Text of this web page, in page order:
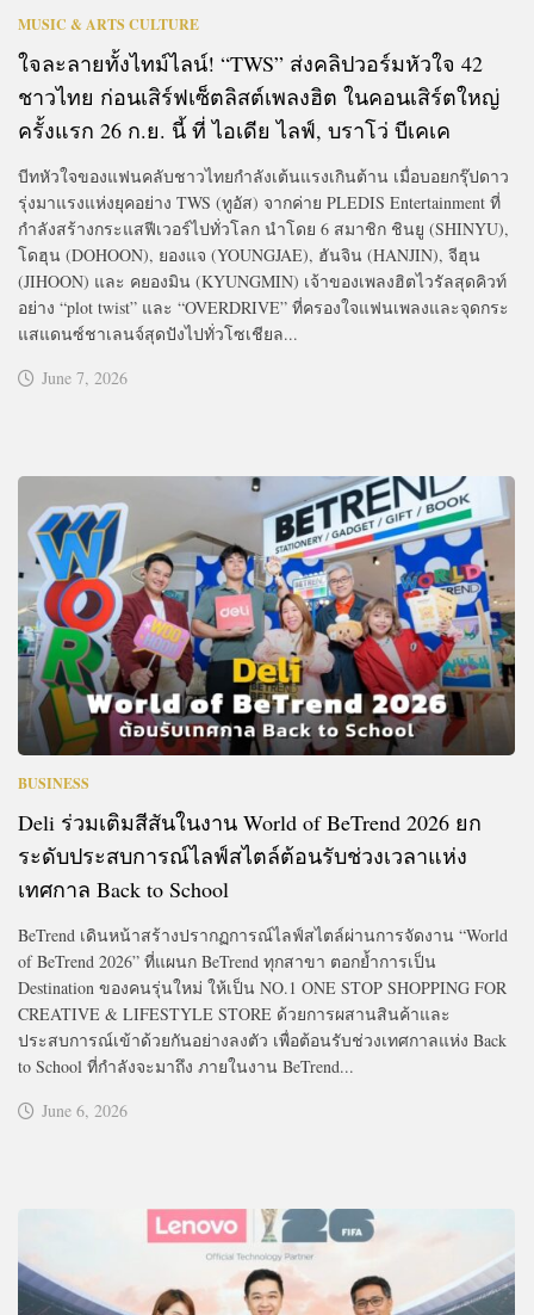
MUSIC & ARTS CULTURE
ใจละลายทั้งไทม์ไลน์! “TWS” ส่งคลิปวอร์มหัวใจ 42
ชาวไทย ก่อนเสิร์ฟเซ็ตลิสต์เพลงฮิต ในคอนเสิร์ตใหญ่
ครั้งแรก 26 ก.ย. นี้ ที่ ไอเดีย ไลฟ์, บราโว่ บีเคเค
บีทหัวใจของแฟนคลับชาวไทยกำลังเต้นแรงเกินต้าน เมื่อบอยกรุ๊ปดาว
รุ่งมาแรงแห่งยุคอย่าง TWS (ทูอัส) จากค่าย PLEDIS Entertainment ที่
กำลังสร้างกระแสฟีเวอร์ไปทั่วโลก นำโดย 6 สมาชิก ชินยู (SHINYU),
โดฮุน (DOHOON), ยองแจ (YOUNGJAE), ฮันจิน (HANJIN), จีฮุน
(JIHOON) และ คยองมิน (KYUNGMIN) เจ้าของเพลงฮิตไวรัลสุดคิวท์
อย่าง “plot twist” และ “OVERDRIVE” ที่ครองใจแฟนเพลงและจุดกระ
แสแดนซ์ชาเลนจ์สุดปังไปทั่วโซเชียล...
June 7, 2026
BUSINESS
Deli ร่วมเติมสีสันในงาน World of BeTrend 2026 ยก
ระดับประสบการณ์ไลฟ์สไตล์ต้อนรับช่วงเวลาแห่ง
เทศกาล Back to School
BeTrend เดินหน้าสร้างปรากฏการณ์ไลฟ์สไตล์ผ่านการจัดงาน “World
of BeTrend 2026” ที่แผนก BeTrend ทุกสาขา ตอกย้ำการเป็น
Destination ของคนรุ่นใหม่ ให้เป็น NO.1 ONE STOP SHOPPING FOR
CREATIVE & LIFESTYLE STORE ด้วยการผสานสินค้าและ
ประสบการณ์เข้าด้วยกันอย่างลงตัว เพื่อต้อนรับช่วงเทศกาลแห่ง Back
to School ที่กำลังจะมาถึง ภายในงาน BeTrend...
June 6, 2026